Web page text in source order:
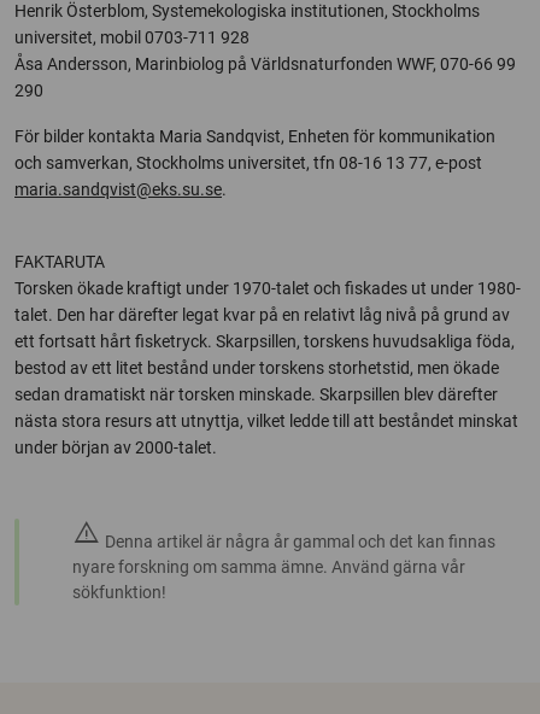
Henrik Österblom, Systemekologiska institutionen, Stockholms
universitet, mobil 0703-711 928
Åsa Andersson, Marinbiolog på Världsnaturfonden WWF, 070-66 99
290
För bilder kontakta Maria Sandqvist, Enheten för kommunikation
och samverkan, Stockholms universitet, tfn 08-16 13 77, e-post
maria.sandqvist@eks.su.se.
FAKTARUTA
Torsken ökade kraftigt under 1970-talet och fiskades ut under 1980-
talet. Den har därefter legat kvar på en relativt låg nivå på grund av
ett fortsatt hårt fisketryck. Skarpsillen, torskens huvudsakliga föda,
bestod av ett litet bestånd under torskens storhetstid, men ökade
sedan dramatiskt när torsken minskade. Skarpsillen blev därefter
nästa stora resurs att utnyttja, vilket ledde till att beståndet minskat
under början av 2000-talet.
warning Denna artikel är några år gammal och det kan finnas
nyare forskning om samma ämne. Använd gärna vår
sökfunktion!